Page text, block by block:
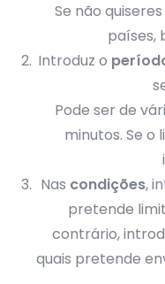
Se não
países,
Introduz o
Pode ser de
minutos. Se o
Nas condições,
pretende
contrário,
quais pretende